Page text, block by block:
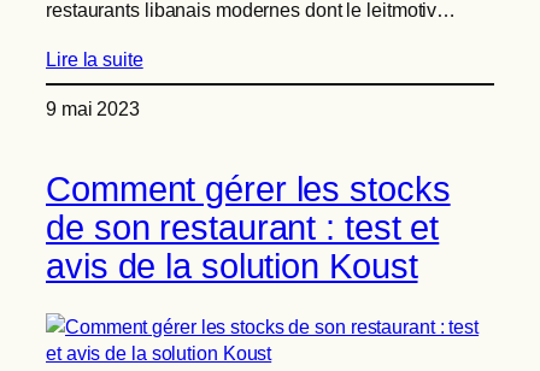
restaurants libanais modernes dont le leitmotiv…
Lire la suite
9 mai 2023
Comment gérer les stocks
de son restaurant : test et
avis de la solution Koust